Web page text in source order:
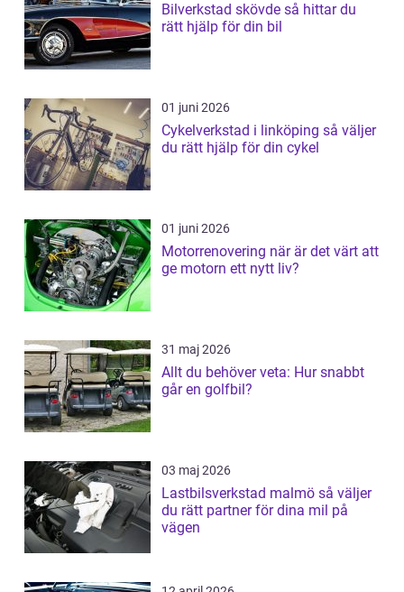
Bilverkstad skövde så hittar du
rätt hjälp för din bil
01 juni 2026
Cykelverkstad i linköping så väljer
du rätt hjälp för din cykel
01 juni 2026
Motorrenovering när är det värt att
ge motorn ett nytt liv?
31 maj 2026
Allt du behöver veta: Hur snabbt
går en golfbil?
03 maj 2026
Lastbilsverkstad malmö så väljer
du rätt partner för dina mil på
vägen